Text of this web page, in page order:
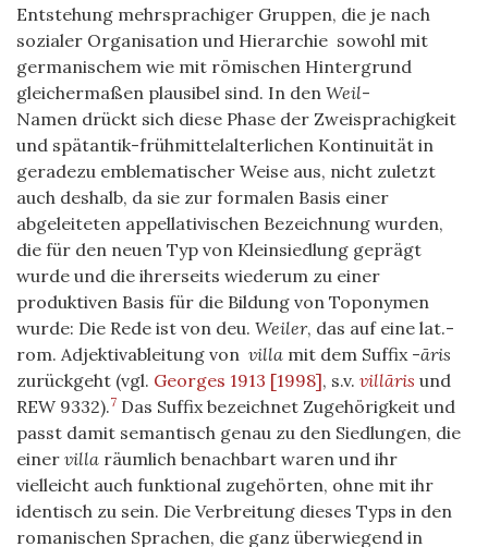
Entstehung mehrsprachiger Gruppen, die je nach
sozialer Organisation und Hierarchie sowohl mit
germanischem wie mit römischen Hintergrund
gleichermaßen plausibel sind. In den Weil-
Namen drückt sich diese Phase der Zweisprachigkeit
und spätantik-frühmittelalterlichen Kontinuität in
geradezu emblematischer Weise aus, nicht zuletzt
auch deshalb, da sie zur formalen Basis einer
abgeleiteten appellativischen Bezeichnung wurden,
die für den neuen Typ von Kleinsiedlung geprägt
wurde und die ihrerseits wiederum zu einer
produktiven Basis für die Bildung von Toponymen
wurde: Die Rede ist von deu. Weiler, das auf eine lat.-
rom. Adjektivableitung von villa mit dem Suffix -āris
zurückgeht (vgl. Georges 1913 [1998], s.v. villāris und
REW 9332).7 Das Suffix bezeichnet Zugehörigkeit und
passt damit semantisch genau zu den Siedlungen, die
einer villa räumlich benachbart waren und ihr
vielleicht auch funktional zugehörten, ohne mit ihr
identisch zu sein. Die Verbreitung dieses Typs in den
romanischen Sprachen, die ganz überwiegend in